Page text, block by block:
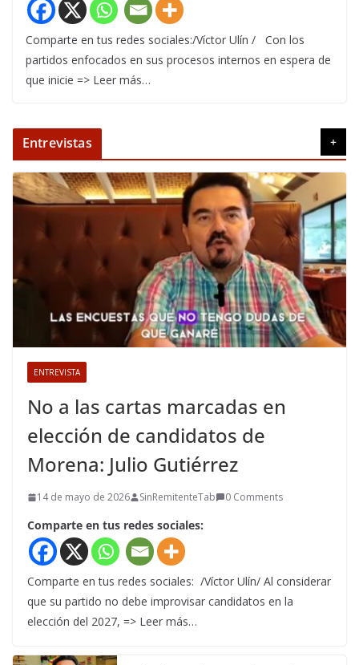
Comparte en tus redes sociales:/Víctor Ulín / Con los
partidos enfocados en sus procesos internos en espera de
que inicie => Leer más…
Entrevistas +
ENTREVISTA
No a las cartas marcadas en
elección de candidatos de
Morena: Julio Gutiérrez
14 de mayo de 2026 SinRemitenteTab 0 Comments
Comparte en tus redes sociales:
Comparte en tus redes sociales: /Víctor Ulín/ Al considerar
que su partido no debe improvisar candidatos en la
elección del 2027, => Leer más…